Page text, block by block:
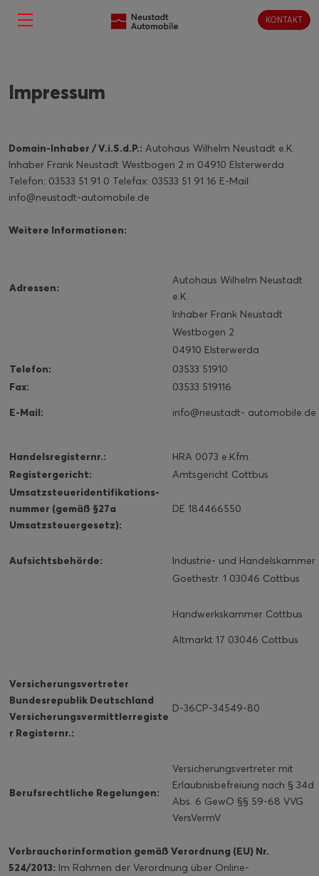
KONTAKT
Impressum
Domain-Inhaber / V.i.S.d.P.: Autohaus Wilhelm Neustadt e.K.
Inhaber Frank Neustadt Westbogen 2 in 04910 Elsterwerda
Telefon: 03533 51 91 0 Telefax: 03533 51 91 16 E-Mail:
info@neustadt-automobile.de
Weitere Informationen:
Adressen:
Autohaus Wilhelm Neustadt
e.K.
Inhaber Frank Neustadt
Westbogen 2
04910 Elsterwerda
Telefon:
03533 51910
Fax:
03533 519116
E-Mail:
info@neustadt- automobile.de
Handelsregisternr.:
HRA 0073 e.Kfm.
Registergericht:
Amtsgericht Cottbus
Umsatzsteueridentifikations-
nummer (gemäß §27a
Umsatzsteuergesetz):
DE 184466550
Aufsichtsbehörde:
Industrie- und Handelskammer
Goethestr. 1 03046 Cottbus
Handwerkskammer Cottbus
Altmarkt 17 03046 Cottbus
Versicherungsvertreter
Bundesrepublik Deutschland
Versicherungsvermittlerregiste
r Registernr.:
D-36CP-34549-80
Berufsrechtliche Regelungen:
Versicherungsvertreter mit
Erlaubnisbefreiung nach § 34d
Abs. 6 GewO §§ 59-68 VVG
VersVermV
Verbraucherinformation gemäß Verordnung (EU) Nr.
524/2013: Im Rahmen der Verordnung über Online-